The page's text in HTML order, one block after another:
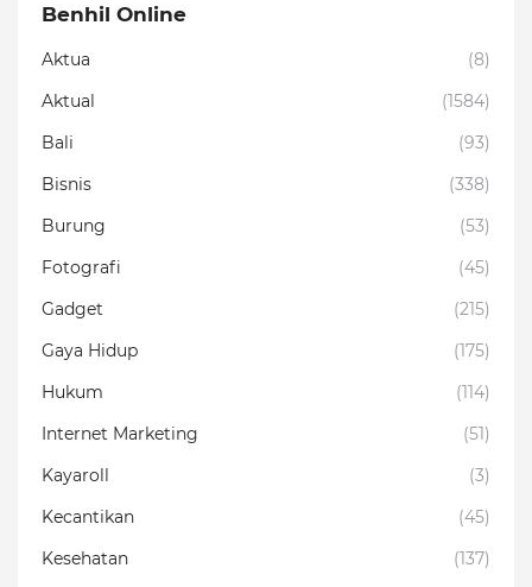
Benhil Online
Aktua
(8)
Aktual
(1584)
Bali
(93)
Bisnis
(338)
Burung
(53)
Fotografi
(45)
Gadget
(215)
Gaya Hidup
(175)
Hukum
(114)
Internet Marketing
(51)
Kayaroll
(3)
Kecantikan
(45)
Kesehatan
(137)